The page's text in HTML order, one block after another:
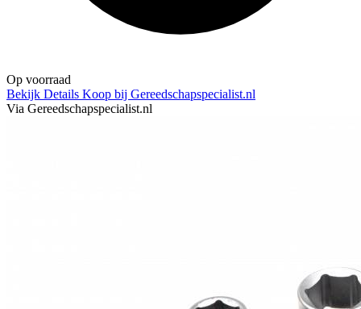
Op voorraad
Bekijk Details Koop bij Gereedschapspecialist.nl
Via Gereedschapspecialist.nl